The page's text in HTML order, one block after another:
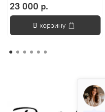
23 000 р.
В корзину